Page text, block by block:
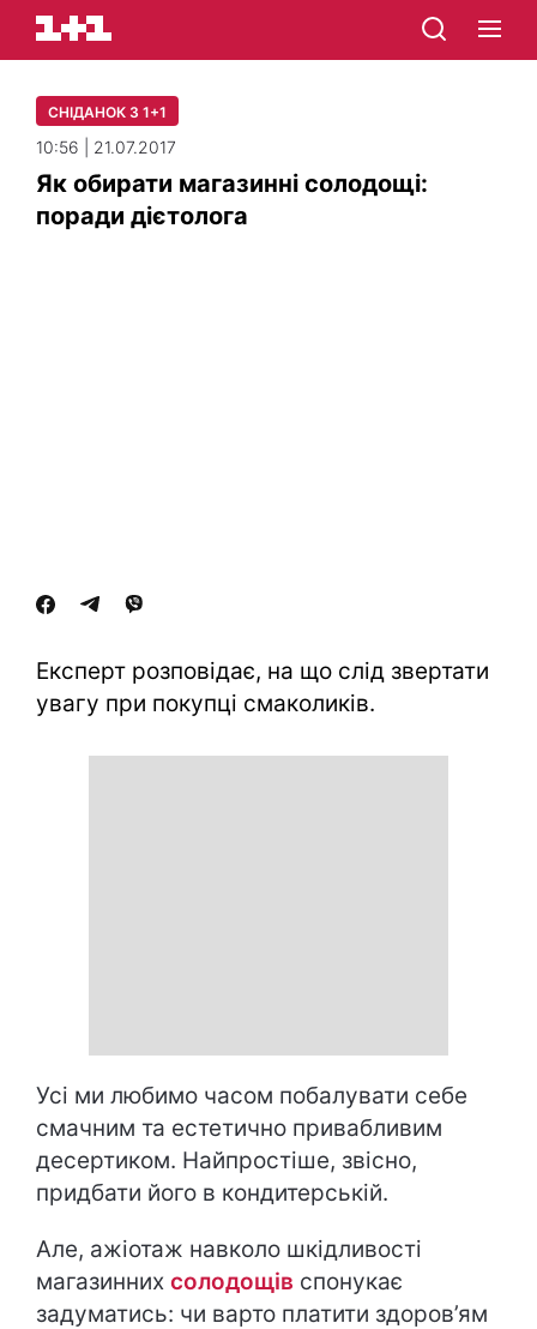
СНІДАНОК З 1+1
10:56 | 21.07.2017
Як обирати магазинні солодощі:
поради дієтолога
Експерт розповідає, на що слід звертати
увагу при покупці смаколиків.
Усі ми любимо часом побалувати себе
смачним та естетично привабливим
десертиком. Найпростіше, звісно,
придбати його в кондитерській.
Але, ажіотаж навколо шкідливості
магазинних солодощів спонукає
задуматись: чи варто платити здоров’ям